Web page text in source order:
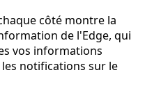
côté montre la
de l'Edge, qui
vos informations
notifications sur le